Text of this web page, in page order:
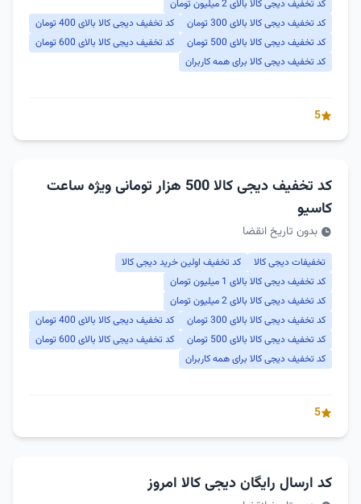
کد تخفیف دیجی کالا بالای 2 میلیون تومان
کد تخفیف دیجی کالا بالای 300 تومان
کد تخفیف دیجی کالا بالای 400 تومان
کد تخفیف دیجی کالا بالای 500 تومان
کد تخفیف دیجی کالا بالای 600 تومان
کد تخفیف دیجی کالا برای همه کاربران
5
کد تخفیف دیجی کالا 500 هزار تومانی ویژه ساعت
کاسیو
بدون تاریخ انقضا
تخفیفات دیجی کالا
کد تخفیف اولین خرید دیجی کالا
کد تخفیف دیجی کالا بالای 1 میلیون تومان
کد تخفیف دیجی کالا بالای 2 میلیون تومان
کد تخفیف دیجی کالا بالای 300 تومان
کد تخفیف دیجی کالا بالای 400 تومان
کد تخفیف دیجی کالا بالای 500 تومان
کد تخفیف دیجی کالا بالای 600 تومان
کد تخفیف دیجی کالا برای همه کاربران
5
کد ارسال رایگان دیجی کالا امروز